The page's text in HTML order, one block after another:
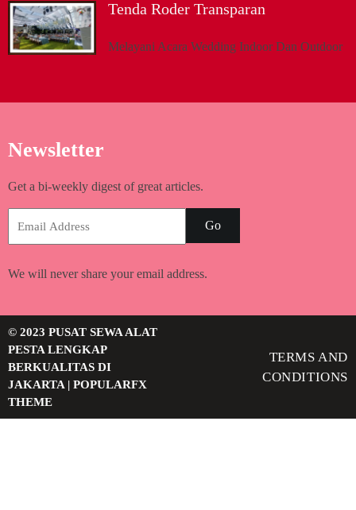
Tenda Roder Transparan
Melayani Acara Wedding Indoor Dan Outdoor
Newsletter
Get a bi-weekly digest of great articles.
Go
We will never share your email address.
© 2023 PUSAT SEWA ALAT
PESTA LENGKAP
BERKUALITAS DI
JAKARTA | POPULARFX
THEME
TERMS AND
CONDITIONS